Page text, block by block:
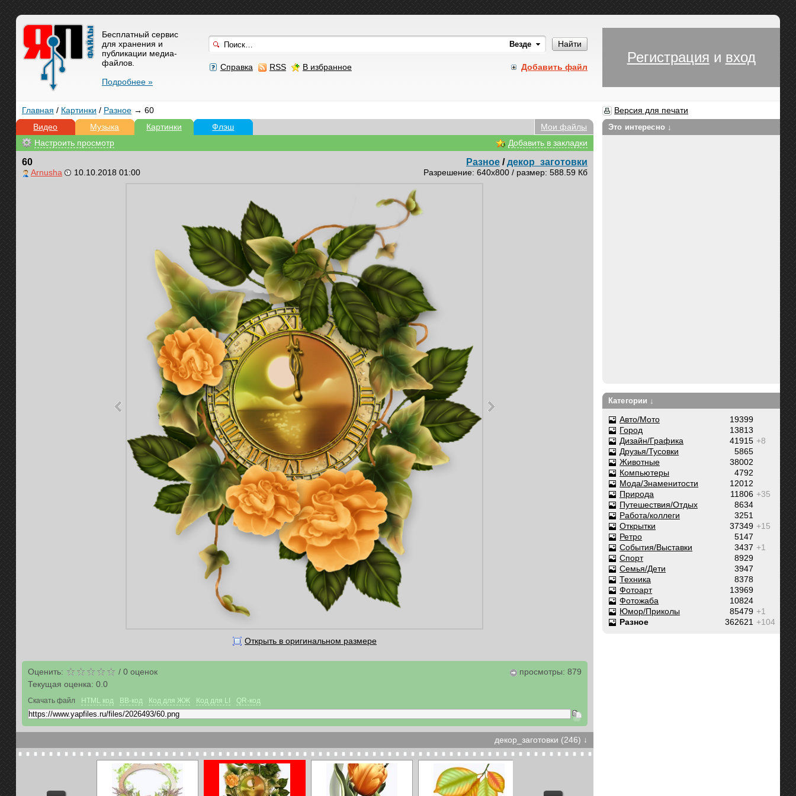
Найти
Добавить файл
Справка RSS В избранное
Бесплатный сервис
для хранения и
публикации медиа-
файлов.
Подробнее »
Регистрация и вход
Главная / Картинки / Разное→ 60
Версия для печати
Видео
Музыка Картинки Флэш
Мои файлы
Настроить просмотр
Добавить в закладки
60
Arnusha 10.10.2018 01:00
Разное /декор_заготовки
Разрешение: 640x800 / размер: 588.59 Кб
Открыть в оригинальном размере
Оценить: / 0оценок
Текущая оценка: 0.0
просмотры: 879
Скачать файл HTML код BB-код Код для ЖЖ Код для LI QR-код
декор_заготовки (246) ↓
Это интересно ↓
Категории ↓
19399
Авто/Мото
13813
Город
+8
41915
Дизайн/Графика
5865
Друзья/Тусовки
38002
Животные
4792
Компьютеры
12012
Мода/Знаменитости
+35
11806
Природа
8634
Путешествия/Отдых
3251
Работа/коллеги
+15
37349
Открытки
5147
Ретро
+1
3437
События/Выставки
8929
Спорт
3947
Семья/Дети
8378
Техника
13969
Фотоарт
10824
Фотожаба
+1
85479
Юмор/Приколы
+104
362621
Разное